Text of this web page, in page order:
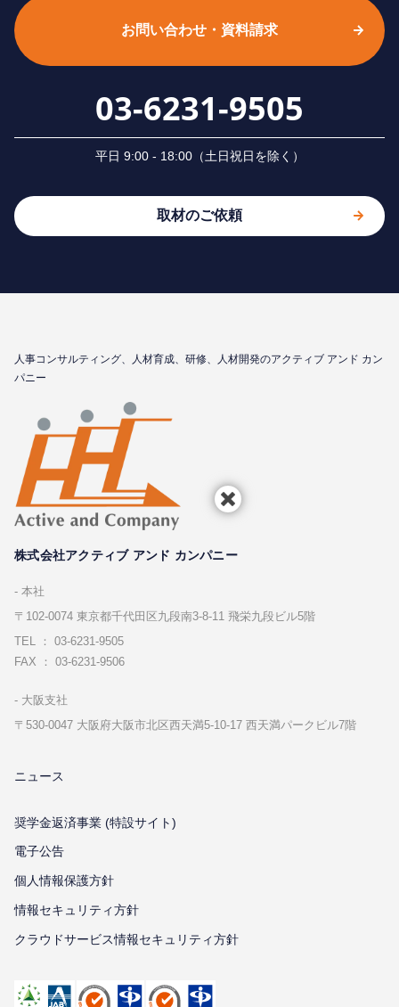
お問い合わせ・資料請求
03-6231-9505
平⽇ 9:00 - 18:00（⼟⽇祝⽇を除く）
取材のご依頼
⼈事コンサルティング、⼈材育成、研修、⼈材開発のアクティブ アンド カン
パニー
株式会社アクティブ アンド カンパニー
本社
〒102-0074 東京都千代⽥区九段南3-8-11 飛栄九段ビル5階
TEL ： 03-6231-9505
FAX ： 03-6231-9506
⼤阪⽀社
〒530-0047 ⼤阪府⼤阪市北区⻄天満5-10-17 ⻄天満パークビル7階
ニュース
奨学金返済事業 (特設サイト)
電子公告
個⼈情報保護⽅針
情報セキュリティ⽅針
クラウドサービス情報セキュリティ方針